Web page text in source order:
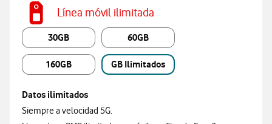
Línea móvil ilimitada
30GB 60GB
160GB GB Ilimitados
Datos ilimitados
Siempre a velocidad 5G.